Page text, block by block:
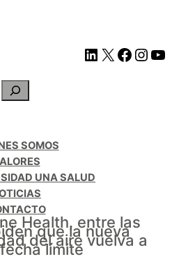
SOMOS
UNA SALUD
Health, entre las
que la nueva
del aire vuelva a
límite